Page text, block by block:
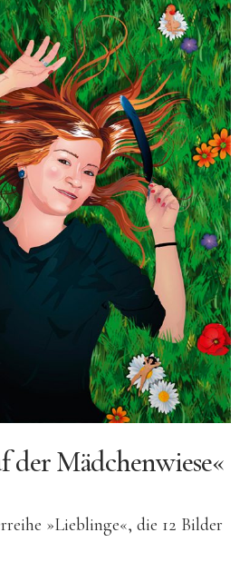
Bestellungen
Werke
Ölgemälde
Radierung
Linoldruck
Grafik
Siebdruck
Keramik
Über mich
VideoMädchenwiese«
»Lieblinge«, die 12 Bilder